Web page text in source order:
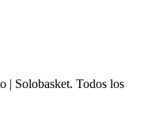
| Solobasket. Todos los